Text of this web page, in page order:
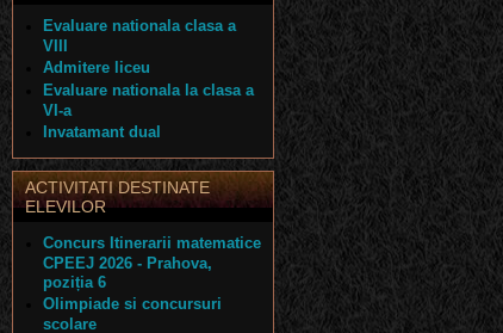
Evaluare nationala clasa a
VIII
Admitere liceu
Evaluare nationala la clasa a
VI-a
Invatamant dual
ACTIVITATI DESTINATE
ELEVILOR
Concurs Itinerarii matematice
CPEEJ 2026 - Prahova,
poziția 6
Olimpiade si concursuri
scolare